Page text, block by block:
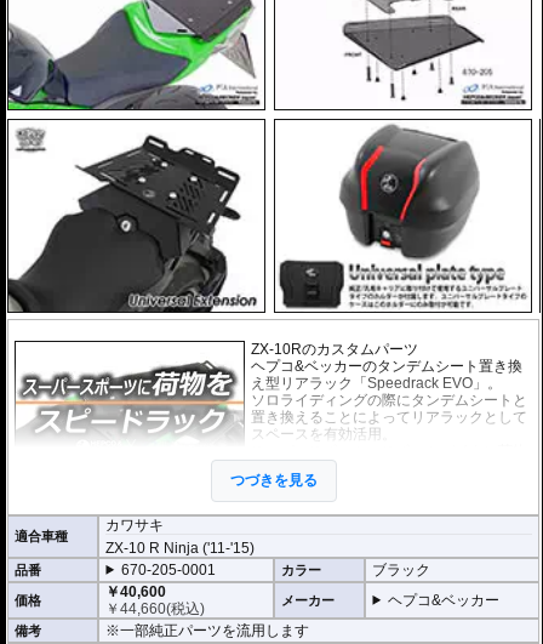
ZX-10Rのカスタムパーツ
ヘプコ&ベッカーのタンデムシート置き換
え型リアラック「Speedrack EVO」。
ソロライディングの際にタンデムシートと
置き換えることによってリアラックとして
スペースを有効活用。
の積載を可能にします。
荷物を固定するベルトなどを留める為のフ
ック受けも多数あり、街乗りからツーリン
グまで、快適にご利用頂けます。
※装着にはリアシートパーツをSpeedrack
に移植する必要があります。
オプションで下記を装着可能。荷物の積載
が容易になります。
つづきを見る
適合車種
カワサキ
ZX-10 R Ninja ('11-'15)
品番 670-205-0001 カラー ブラック
価格
￥40,600
￥44,660(税込) メーカー ヘプコ&ベッカー
備考 ※一部純正パーツを流用します